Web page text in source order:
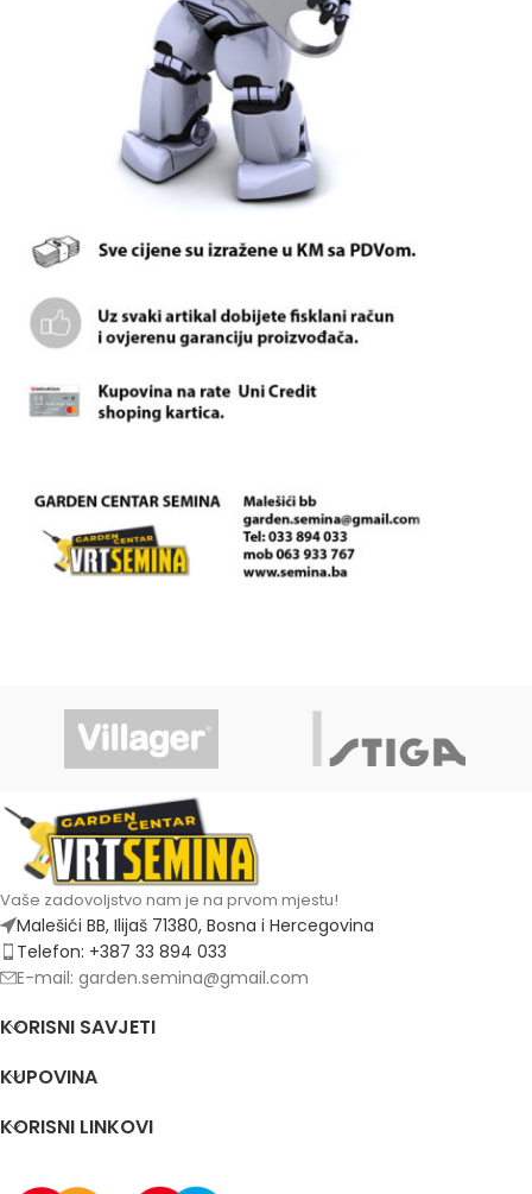
Vaše zadovoljstvo nam je na prvom mjestu!
Malešići BB, Ilijaš 71380, Bosna i Hercegovina
Telefon: +387 33 894 033
E-mail: garden.semina@gmail.com
KORISNI SAVJETI
KUPOVINA
KORISNI LINKOVI